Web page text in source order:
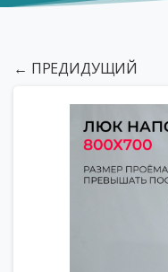
← ПРЕДИДУЩИЙ